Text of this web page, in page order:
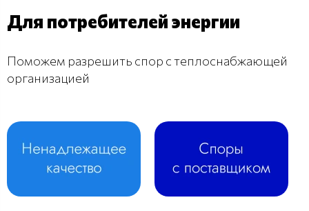
Для потребителей энергии
Поможем разрешить спор с теплоснабжающей
организацией